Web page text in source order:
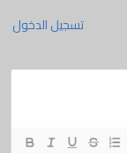
تسجيل الدخول